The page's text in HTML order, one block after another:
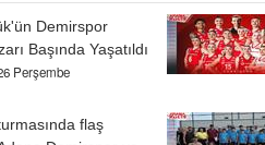
Demirspor
Başında Yaşatıldı
Perşembe
flaş